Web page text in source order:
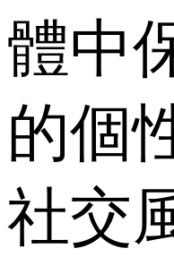
體中
的個
社交